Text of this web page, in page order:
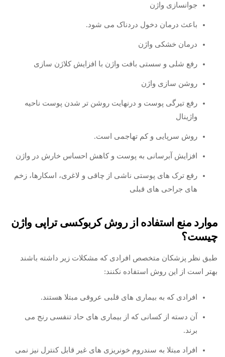
جوانسازی واژن
باعث درمان دخول دردناک می شود.
درمان خشکی واژن
رفع شلی و سستی بافت واژن با افزایش کلاژن سازی
روشن سازی واژن
رفع تیرگی پوست و درنهایت روشن تر شدن پوست ناحیه
واژینال
روش سرپایی و کم تهاجمی است.
افزایش آبرسانی به پوست و کاهش احساس خارش در واژن
رفع ترک های پوستی ناشی از چاقی و لاغری، اسکارها، زخم
های جراحی های قبلی
موارد منع استفاده از روش کربوکسی تراپی واژن
چیست؟
طبق نظر پزشکان متخصص افرادی که مشکلات زیر داشته باشند
بهتر است از این روش استفاده نکنند:
افرادی که به بیماری های قلبی عروقی مبتلا هستند.
آن دسته از کسانی که از بیماری های حاد تنفسی رنج می
برند.
افراد مبتلا به سندروم خونریزی های غیر قابل کنترل نیز نمی